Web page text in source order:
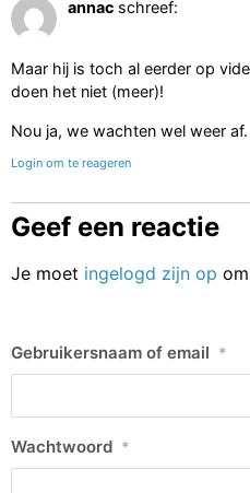
annac schreef:
Maar hij is toch al eerder op
doen het niet (meer)!
Nou ja, we wachten wel weer af.
Login om te reageren
Geef een reactie
Je moet ingelogd zijn op
Gebruikersnaam of email *
Wachtwoord *